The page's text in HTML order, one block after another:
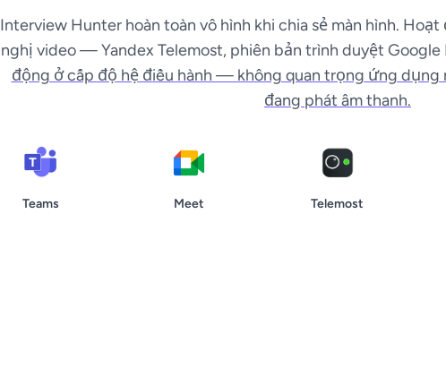
Interview Hunter hoàn toàn vô hình khi chia sẻ màn hình.
nghị video — Yandex Telemost, phiên bản trình duyệt Google
động ở cấp độ hệ điều hành — không quan trọng ứng dụng
đang phát âm thanh.
Teams Meet Telemost